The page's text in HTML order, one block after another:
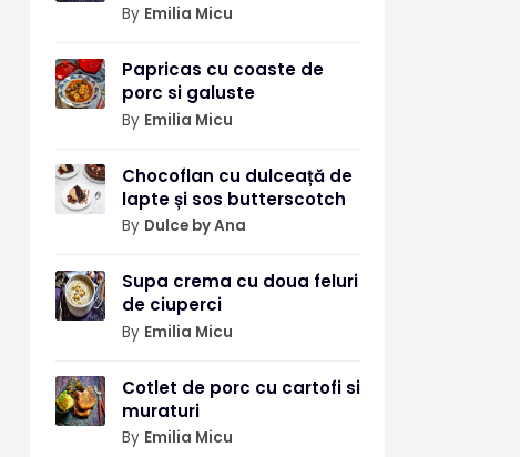
By Emilia Micu
Papricas cu coaste de
porc si galuste
By Emilia Micu
Chocoflan cu dulceață de
lapte și sos butterscotch
By Dulce by Ana
Supa crema cu doua feluri
de ciuperci
By Emilia Micu
Cotlet de porc cu cartofi si
muraturi
By Emilia Micu